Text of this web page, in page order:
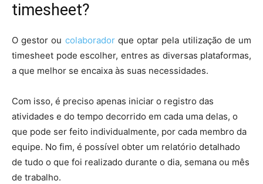
timesheet?
O gestor ou colaboradorque optar pela utilização de um
timesheet pode escolher, entres as diversas plataformas,
a que melhor se encaixa às suas necessidades.
Com isso, é preciso apenas iniciar o registro das
atividades e do tempo decorrido em cada uma delas, o
que pode ser feito individualmente, por cada membro da
equipe. No fim, é possível obter um relatório detalhado
de tudo o que foi realizado durante o dia, semana ou mês
de trabalho.